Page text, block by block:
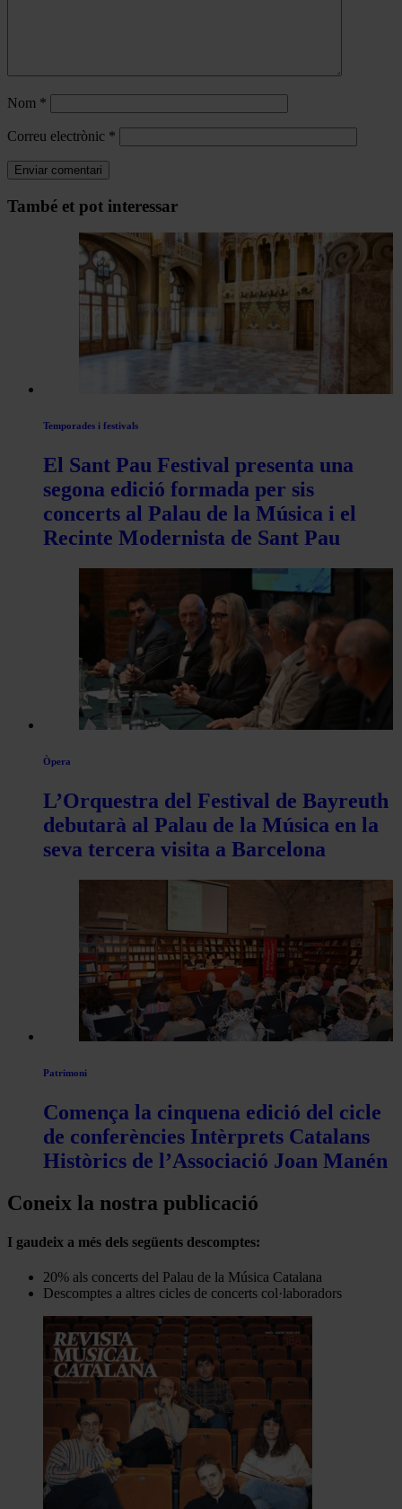
Nom *
Correu electrònic *
Navegar
També et pot interessar
Temporades i festivals
El Sant Pau Festival presenta una
segona edició formada per sis
concerts al Palau de la Música i el
Recinte Modernista de Sant Pau
Òpera
L’Orquestra del Festival de Bayreuth
debutarà al Palau de la Música en la
seva tercera visita a Barcelona
Patrimoni
Comença la cinquena edició del cicle
de conferències Intèrprets Catalans
Històrics de l’Associació Joan Manén
Coneix la nostra publicació
I gaudeix a més dels següents descomptes:
20% als concerts del Palau de la Música Catalana
Descomptes a altres cicles de concerts col·laboradors